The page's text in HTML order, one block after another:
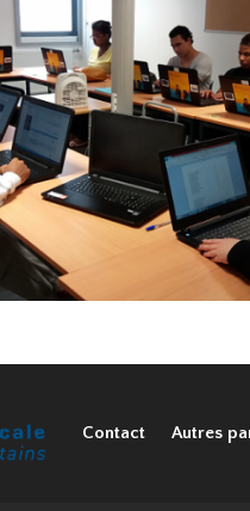
Contact Autres